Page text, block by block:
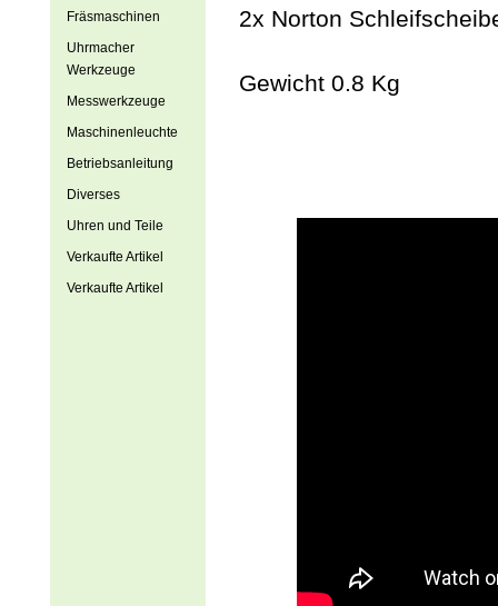
2x Norton
Gewicht 0.8 Kg
Fräsmaschinen
Uhrmacher
Werkzeuge
Messwerkzeuge
Maschinenleuchte
Betriebsanleitung
Diverses
Uhren und Teile
Verkaufte Artikel
Verkaufte Artikel